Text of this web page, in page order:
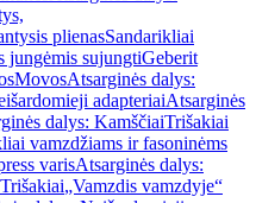
plienasSandarikliai
jungėmis sujungtiGeberit
MovosAtsarginės dalys:
adapteriaiAtsarginės
dalys: KamščiaiTrišakiai
vamzdžiams ir fasoninėms
varisAtsarginės dalys:
„Vamzdis vamzdyje“